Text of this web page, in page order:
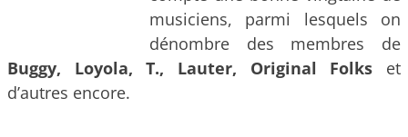
musiciens, parmi lesquels on
dénombre des membres de
Buggy, Loyola, T., Lauter, Original Folks
et
d’autres encore.